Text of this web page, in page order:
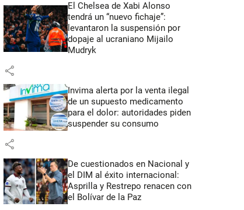
El Chelsea de Xabi Alonso
tendrá un “nuevo fichaje”:
levantaron la suspensión por
dopaje al ucraniano Mijailo
Mudryk
share
Invima alerta por la venta ilegal
de un supuesto medicamento
para el dolor: autoridades piden
suspender su consumo
share
De cuestionados en Nacional y
el DIM al éxito internacional:
Asprilla y Restrepo renacen con
el Bolívar de la Paz